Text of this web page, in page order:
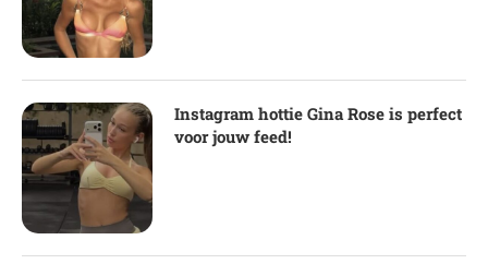
Instagram hottie Gina Rose is perfect
voor jouw feed!